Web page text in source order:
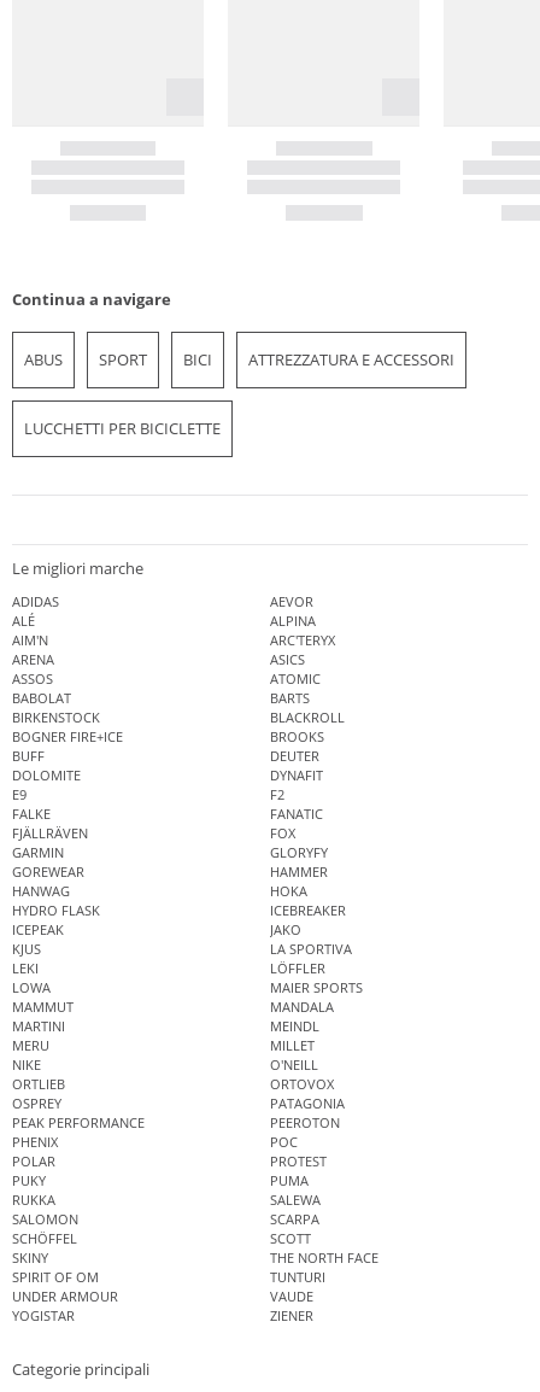
Continua a navigare
ABUS SPORT BICI ATTREZZATURA E ACCESSORI
LUCCHETTI PER BICICLETTE
Le migliori marche
ADIDAS
AEVOR
ALÉ
ALPINA
AIM'N
ARC'TERYX
ARENA
ASICS
ASSOS
ATOMIC
BABOLAT
BARTS
BIRKENSTOCK
BLACKROLL
BOGNER FIRE+ICE
BROOKS
BUFF
DEUTER
DOLOMITE
DYNAFIT
E9
F2
FALKE
FANATIC
FJÄLLRÄVEN
FOX
GARMIN
GLORYFY
GOREWEAR
HAMMER
HANWAG
HOKA
HYDRO FLASK
ICEBREAKER
ICEPEAK
JAKO
KJUS
LA SPORTIVA
LEKI
LÖFFLER
LOWA
MAIER SPORTS
MAMMUT
MANDALA
MARTINI
MEINDL
MERU
MILLET
NIKE
O'NEILL
ORTLIEB
ORTOVOX
OSPREY
PATAGONIA
PEAK PERFORMANCE
PEEROTON
PHENIX
POC
POLAR
PROTEST
PUKY
PUMA
RUKKA
SALEWA
SALOMON
SCARPA
SCHÖFFEL
SCOTT
SKINY
THE NORTH FACE
SPIRIT OF OM
TUNTURI
UNDER ARMOUR
VAUDE
YOGISTAR
ZIENER
Categorie principali